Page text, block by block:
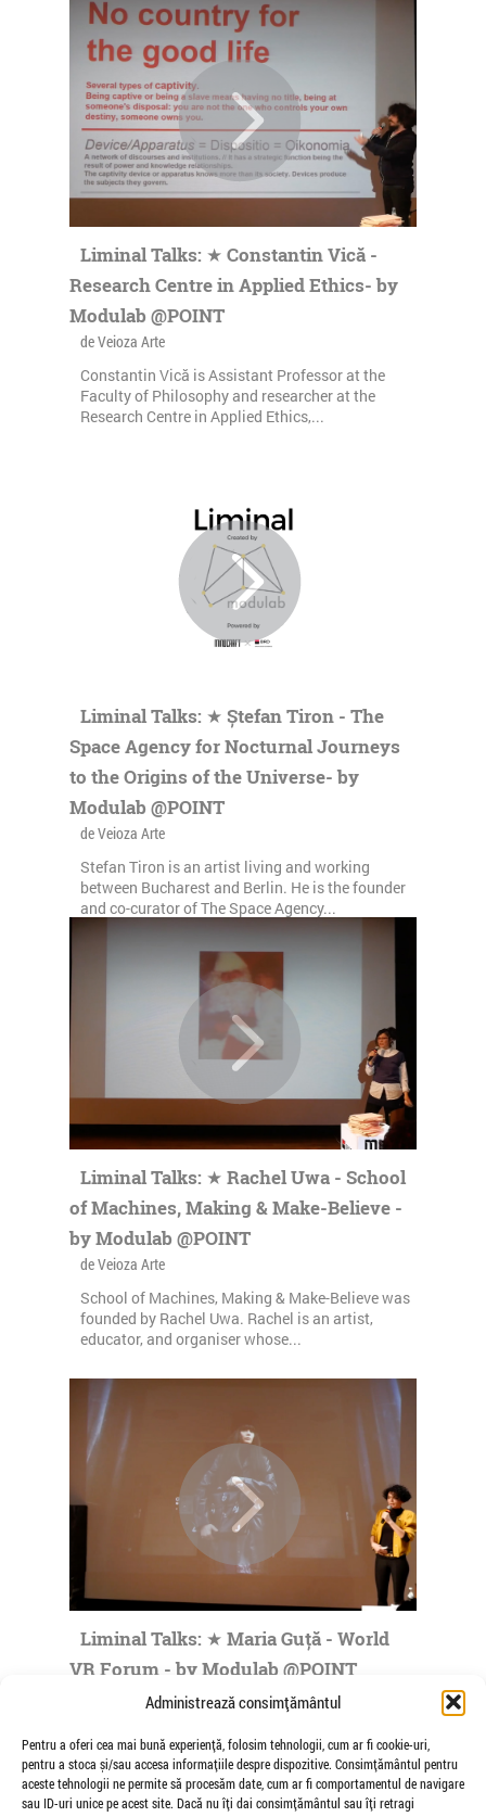
Administrează consimțământul
Pentru a oferi cea mai bună experiență, folosim tehnologii, cum ar fi cookie-uri,
pentru a stoca și/sau accesa informațiile despre dispozitive. Consimțământul pentru
aceste tehnologii ne permite să procesăm date, cum ar fi comportamentul de navigare
sau ID-uri unice pe acest site. Dacă nu îți dai consimțământul sau îți retragi
Liminal Talks: ★ Constantin Vică -
Research Centre in Applied Ethics- by
Modulab @POINT
de Veioza Arte
Constantin Vică is Assistant Professor at the
Faculty of Philosophy and researcher at the
Research Centre in Applied Ethics,...
Liminal Talks: ★ Ștefan Tiron - The
Space Agency for Nocturnal Journeys
to the Origins of the Universe- by
Modulab @POINT
de Veioza Arte
Stefan Tiron is an artist living and working
between Bucharest and Berlin. He is the founder
and co-curator of The Space Agency...
Liminal Talks: ★ Rachel Uwa - School
of Machines, Making & Make-Believe -
by Modulab @POINT
de Veioza Arte
School of Machines, Making & Make-Believe was
founded by Rachel Uwa. Rachel is an artist,
educator, and organiser whose...
Liminal Talks: ★ Maria Guță - World
VR Forum - by Modulab @POINT
de Veioza Arte
where she made her practice in fields such as
visual communication, art direction...